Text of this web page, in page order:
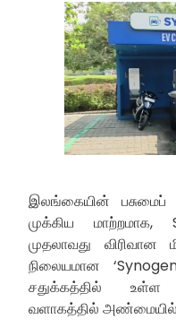
இலங்கையின் பசுமைப்
முக்கிய மாற்றமாக,
முதலாவது
நிலையமான
சதுக்கத்தில் உள்ள
வளாகத்தில் அண்மையில்